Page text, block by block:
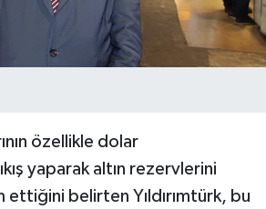
özellikle dolar
yaparak altın rezervlerini
ettiğini belirten Yıldırımtürk, bu